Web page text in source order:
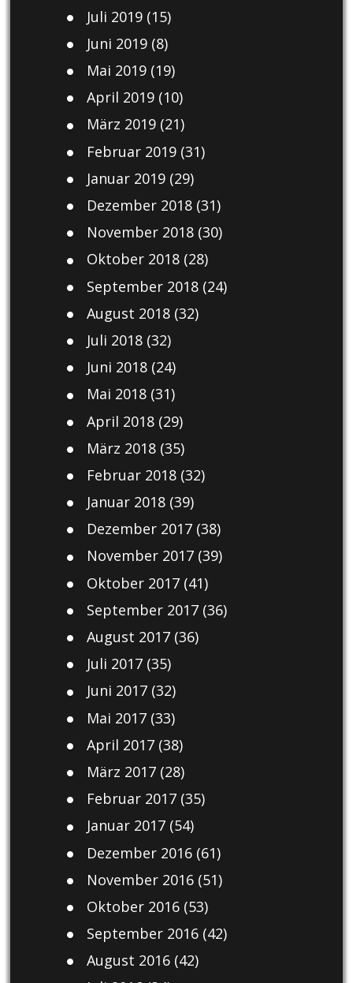
Juli 2019(15)
Juni 2019(8)
Mai 2019(19)
April 2019(10)
März 2019(21)
Februar 2019(31)
Januar 2019(29)
Dezember 2018(31)
November 2018(30)
Oktober 2018(28)
September 2018(24)
August 2018(32)
Juli 2018(32)
Juni 2018(24)
Mai 2018(31)
April 2018(29)
März 2018(35)
Februar 2018(32)
Januar 2018(39)
Dezember 2017(38)
November 2017(39)
Oktober 2017(41)
September 2017(36)
August 2017(36)
Juli 2017(35)
Juni 2017(32)
Mai 2017(33)
April 2017(38)
März 2017(28)
Februar 2017(35)
Januar 2017(54)
Dezember 2016(61)
November 2016(51)
Oktober 2016(53)
September 2016(42)
August 2016(42)